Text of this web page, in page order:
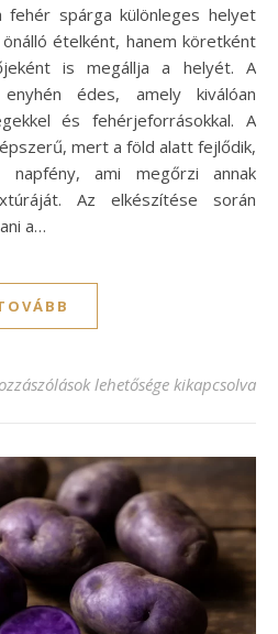
spárga különleges helyet
ételként, hanem köretként
is megállja a helyét. A
édes, amely kiválóan
és fehérjeforrásokkal. A
mert a föld alatt fejlődik,
ami megőrzi annak
Az elkészítése során
a…
spárga recept: ízletes fogás
lehetősége kikapcsolva